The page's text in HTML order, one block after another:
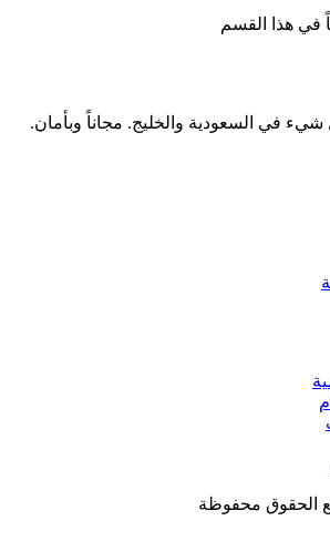
في هذا القسم
في السعودية والخليج. مجاناً وبأمان.
الحقوق محفوظة